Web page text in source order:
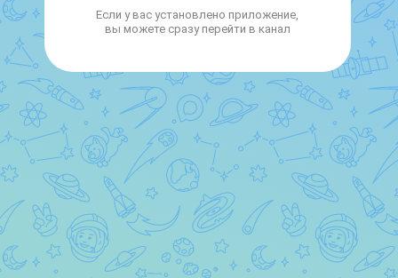
Если у вас установлено приложение,
вы можете сразу перейти в канал